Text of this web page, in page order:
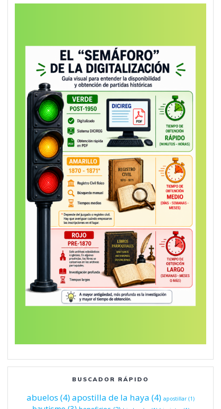
BUSCADOR RÁPIDO
abuelos (4)apostilla de la haya (4) apostillar (1)